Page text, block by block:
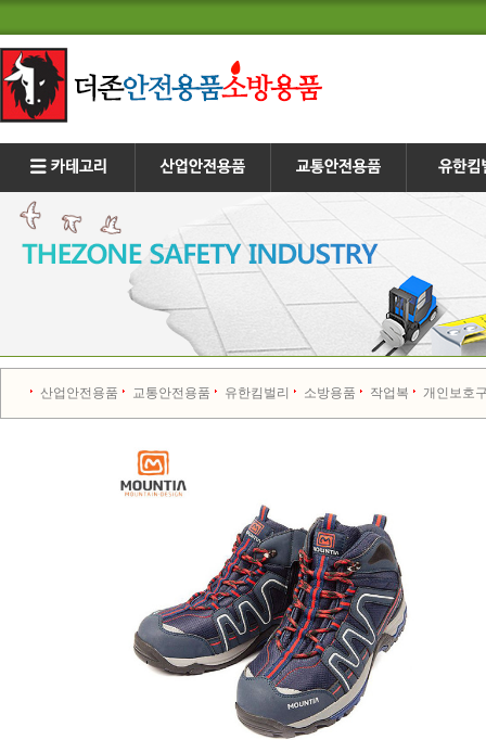
산업안전용품 교통안전용품 유한킴벌리 소방용품 작업복 개인보호